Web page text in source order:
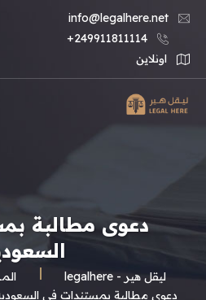
info@legalhere.net
249911811114+
اونلاين
دعوى مطالبة
ليقل هير - legalhere
دعوى مطالبة بمستندات في